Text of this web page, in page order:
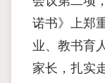
诺书》上郑
业、教书育
家长，扎实